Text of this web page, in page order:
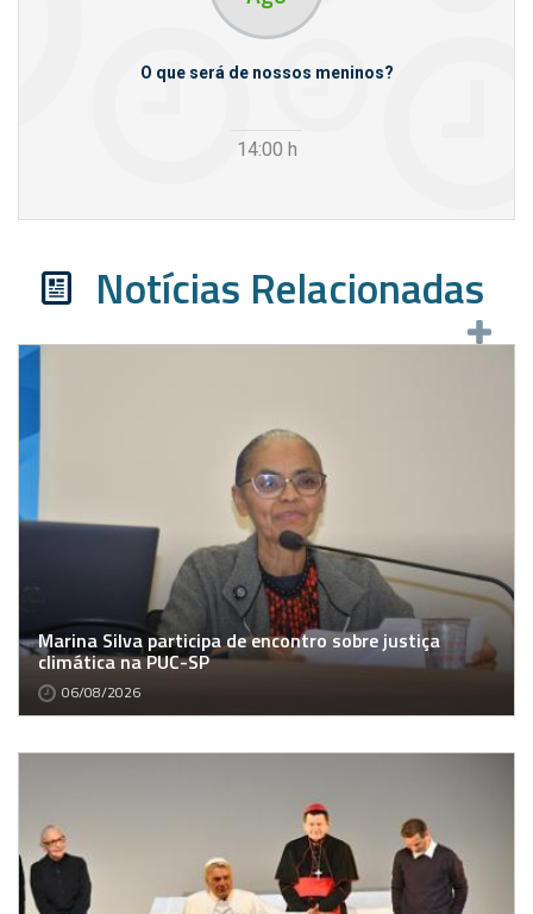
O que será de nossos meninos?
14:00 h
Notícias Relacionadas
Marina Silva participa de encontro sobre justiça
climática na PUC-SP
06/08/2026